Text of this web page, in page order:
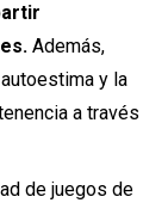
Además,
y la
a través
de juegos de